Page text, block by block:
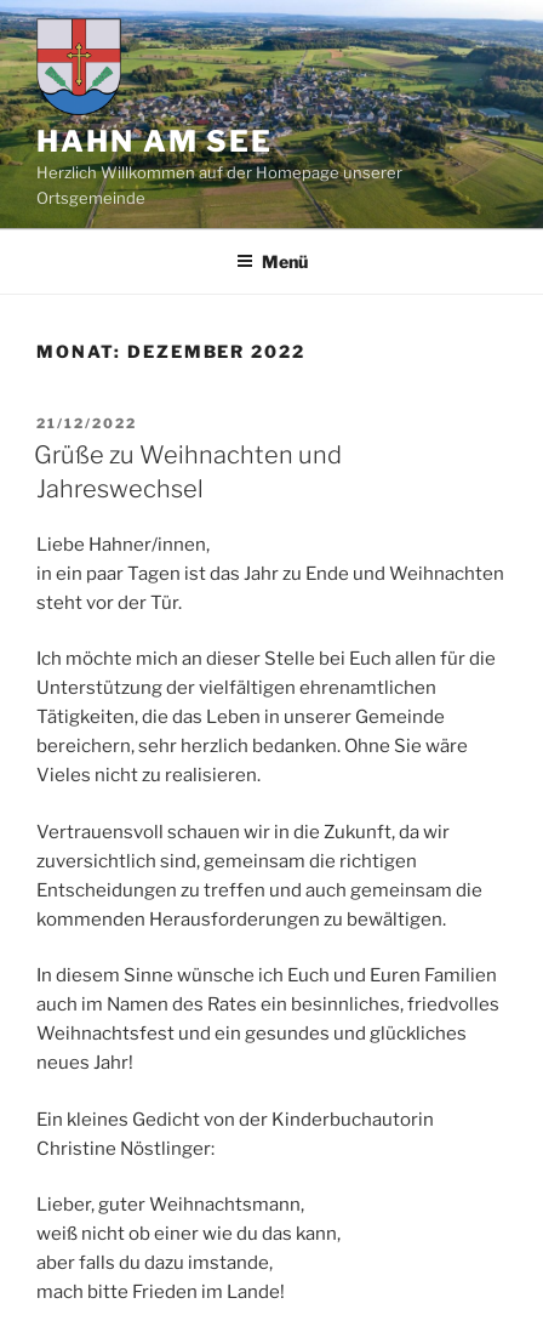
Zum
Inhalt
springen
HAHN AM SEE
Herzlich Willkommen auf der Homepage unserer
Ortsgemeinde
Menü
MONAT: DEZEMBER 2022
VERÖFFENTLICHT
AM
21/12/2022
Grüße zu Weihnachten und
Jahreswechsel
Liebe Hahner/innen,
in ein paar Tagen ist das Jahr zu Ende und Weihnachten
steht vor der Tür.
Ich möchte mich an dieser Stelle bei Euch allen für die
Unterstützung der vielfältigen ehrenamtlichen
Tätigkeiten, die das Leben in unserer Gemeinde
bereichern, sehr herzlich bedanken. Ohne Sie wäre
Vieles nicht zu realisieren.
Vertrauensvoll schauen wir in die Zukunft, da wir
zuversichtlich sind, gemeinsam die richtigen
Entscheidungen zu treffen und auch gemeinsam die
kommenden Herausforderungen zu bewältigen.
In diesem Sinne wünsche ich Euch und Euren Familien
auch im Namen des Rates ein besinnliches, friedvolles
Weihnachtsfest und ein gesundes und glückliches
neues Jahr!
Ein kleines Gedicht von der Kinderbuchautorin
Christine Nöstlinger:
Lieber, guter Weihnachtsmann,
weiß nicht ob einer wie du das kann,
aber falls du dazu imstande,
mach bitte Frieden im Lande!